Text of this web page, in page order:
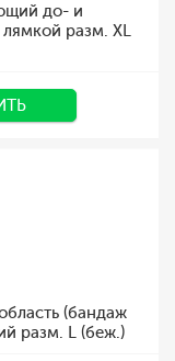
до- и
разм. XL
(бандаж
разм. L (беж.)